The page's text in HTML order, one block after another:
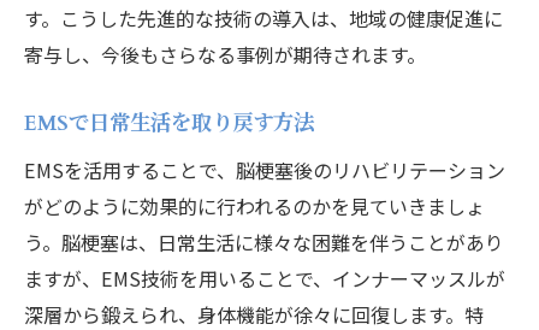
神奈川県が推進するヘルスケア革命
インナーマッスル強化が健康に与える影響
神奈川県のリハビリ現場が生む健康イノベ
ーション
楽トレとEMSの併用で神奈川県のリハビリが進
化する理由
EMSと楽トレによるリハビリの進化の背景
す。こうした先進的な技術の導入は、地域の健康促進に
寄与し、今後もさらなる事例が期待されます。
EMSで日常生活を取り戻す方法
EMSを活用することで、脳梗塞後のリハビリテーション
がどのように効果的に行われるのかを見ていきましょ
う。脳梗塞は、日常生活に様々な困難を伴うことがあり
ますが、EMS技術を用いることで、インナーマッスルが
深層から鍛えられ、身体機能が徐々に回復します。特